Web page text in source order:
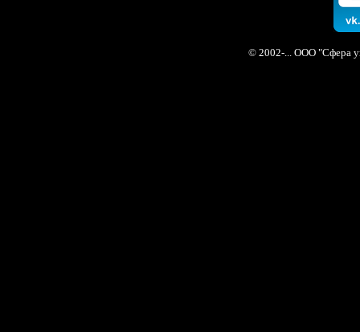
© 2002-... ООО "Сфера